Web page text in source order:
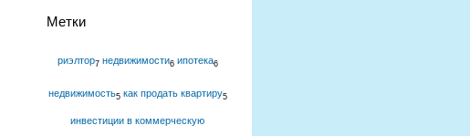
Метки
риэлтор7 недвижимости6 ипотека6
недвижимость5 как продать квартиру5
инвестиции в коммерческую